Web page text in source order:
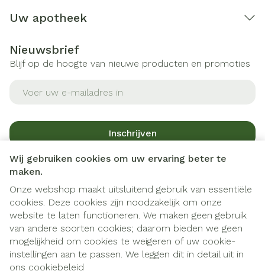
Wij gebruiken cookies om uw ervaring beter te
maken.
Onze webshop maakt uitsluitend gebruik van essentiële
cookies. Deze cookies zijn noodzakelijk om onze
website te laten functioneren. We maken geen gebruik
van andere soorten cookies; daarom bieden we geen
mogelijkheid om cookies te weigeren of uw cookie-
instellingen aan te passen. We leggen dit in detail uit in
ons cookiebeleid
Uw apotheek
Nieuwsbrief
Blijf op de hoogte van nieuwe producten en promoties
Inschrijven
Door op inschrijven te klikken, schrijft u zich in voor onze
nieuwsbrief en gaat u akkoord met onze
Juridische links